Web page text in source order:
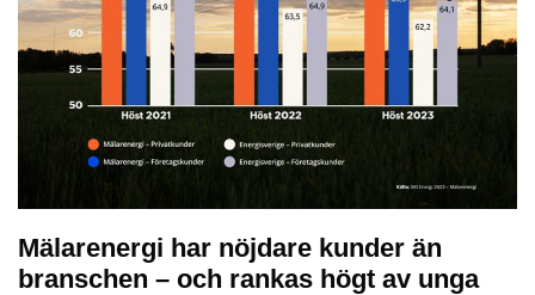
Mälarenergi har nöjdare kunder än
branschen – och rankas högt av unga